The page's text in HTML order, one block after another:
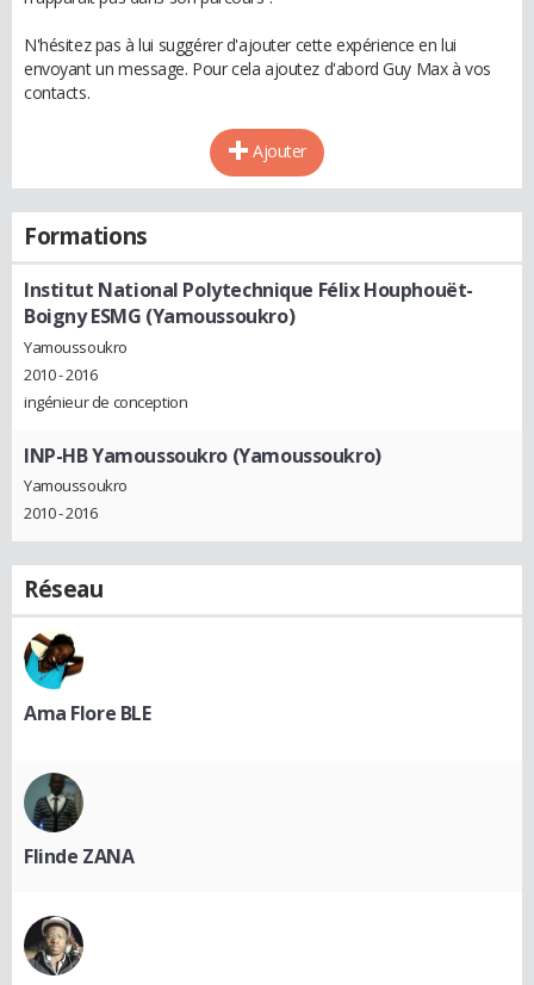
N'hésitez pas à lui suggérer d'ajouter cette expérience en lui
envoyant un message. Pour cela ajoutez d'abord Guy Max à vos
contacts.
Ajouter
Formations
Institut National Polytechnique Félix Houphouët-
Boigny ESMG (Yamoussoukro)
Yamoussoukro
2010 - 2016
ingénieur de conception
INP-HB Yamoussoukro (Yamoussoukro)
Yamoussoukro
2010 - 2016
Réseau
Ama Flore BLE
Flinde ZANA